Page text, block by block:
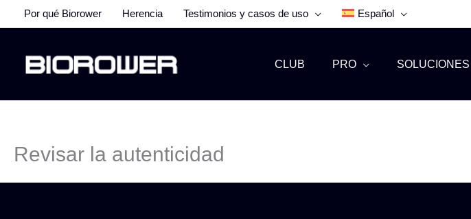
al
Por qué Biorower Herencia Testimonios y casos de uso Español
CLUB PRO
Revisar la autenticidad